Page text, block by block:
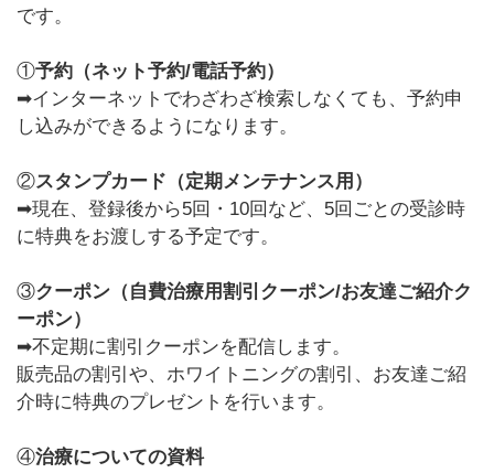
です。
①予約（ネット予約/電話予約）
➡インターネットでわざわざ検索しなくても、予約申
し込みができるようになります。
②スタンプカード（定期メンテナンス用）
➡現在、登録後から5回・10回など、5回ごとの受診時
に特典をお渡しする予定です。
③クーポン（自費治療用割引クーポン/お友達ご紹介ク
ーポン）
➡不定期に割引クーポンを配信します。
販売品の割引や、ホワイトニングの割引、お友達ご紹
介時に特典のプレゼントを行います。
④治療についての資料